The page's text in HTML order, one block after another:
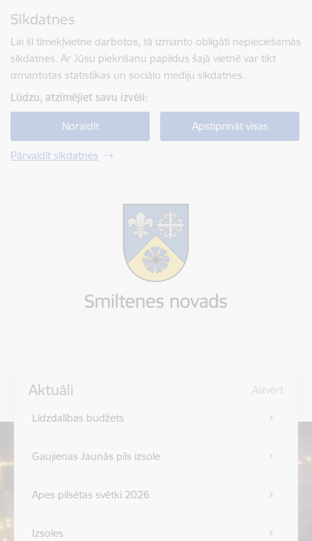
Sīkdatnes
Lai šī tīmekļvietne darbotos, tā izmanto obligāti nepieciešamās
sīkdatnes. Ar Jūsu piekrišanu papildus šajā vietnē var tikt
izmantotas statistikas un sociālo mediju sīkdatnes.
Lūdzu, atzīmējiet savu izvēli:
Noraidīt Apstiprināt visas
Pārvaldīt sīkdatnes
Aktuāli Aizvērt
Līdzdalības budžets
Gaujienas Jaunās pils izsole
Apes pilsētas svētki 2026
Izsoles